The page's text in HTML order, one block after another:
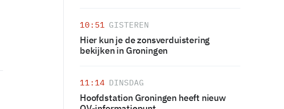
10:51 GISTEREN
Hier kun je de zonsverduistering
bekijken in Groningen
11:14 DINSDAG
Hoofdstation Groningen heeft nieuw